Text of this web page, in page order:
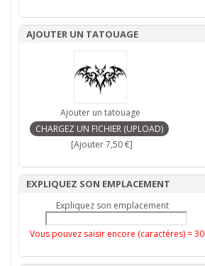
AJOUTER UN TATOUAGE
Ajouter un tatouage
[Ajouter 7,50 €]
EXPLIQUEZ SON EMPLACEMENT
Expliquez son emplacement
Vous pouvez saisir encore (caractéres) =30